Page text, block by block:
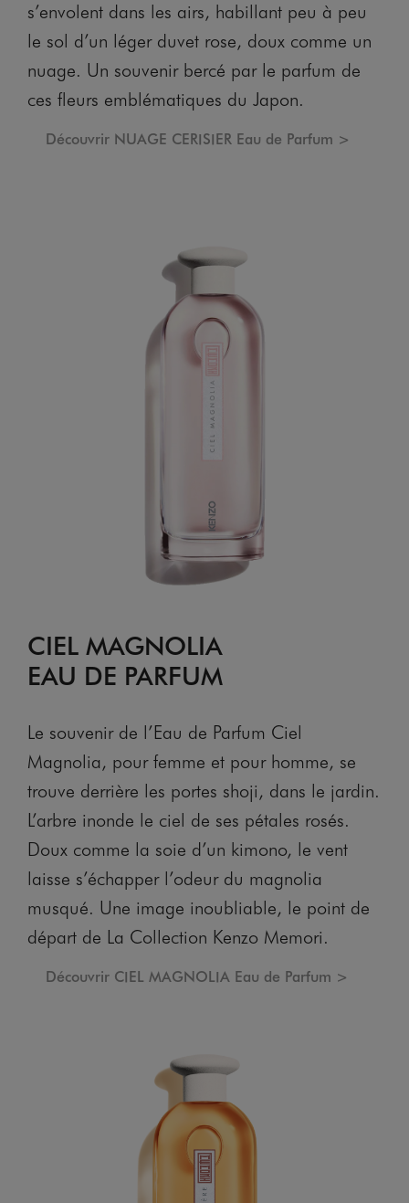
s’envolent dans les airs, habillant peu à peu
le sol d’un léger duvet rose, doux comme un
nuage. Un souvenir bercé par le parfum de
ces fleurs emblématiques du Japon.
Découvrir NUAGE CERISIER Eau de Parfum >
CIEL MAGNOLIA
EAU DE PARFUM
Le souvenir de l’Eau de Parfum Ciel
Magnolia, pour femme et pour homme, se
trouve derrière les portes shoji, dans le jardin.
L’arbre inonde le ciel de ses pétales rosés.
Doux comme la soie d’un kimono, le vent
laisse s’échapper l’odeur du magnolia
musqué. Une image inoubliable, le point de
départ de La Collection Kenzo Memori.
Découvrir CIEL MAGNOLIA Eau de Parfum >